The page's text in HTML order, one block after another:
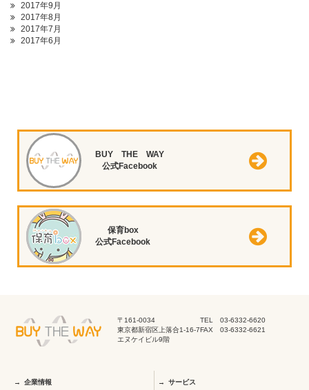
2017年9月
2017年8月
2017年7月
2017年6月
BUY THE WAY
公式Facebook
保育box
公式Facebook
〒161-0034
東京都新宿区上落合1-16-7
エヌケイビル9階
TEL 03-6332-6620
FAX 03-6332-6621
企業情報 サービス